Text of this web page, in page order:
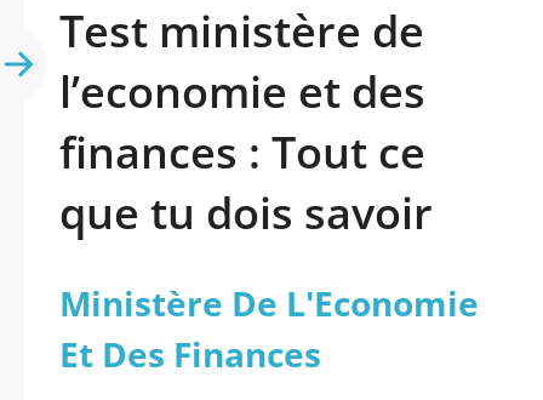
Test ministère de
l’economie et des
finances : Tout ce
que tu dois savoir
Ministère De L'Economie
Et Des Finances